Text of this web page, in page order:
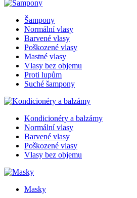
Šampony
Normální vlasy
Barvené vlasy
Poškozené vlasy
Mastné vlasy
Vlasy bez objemu
Proti lupům
Suché šampony
Kondicionéry a balzámy
Normální vlasy
Barvené vlasy
Poškozené vlasy
Vlasy bez objemu
Masky